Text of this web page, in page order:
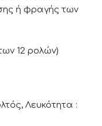
ή φραγής των
12 ρολών)
Λευκότητα :